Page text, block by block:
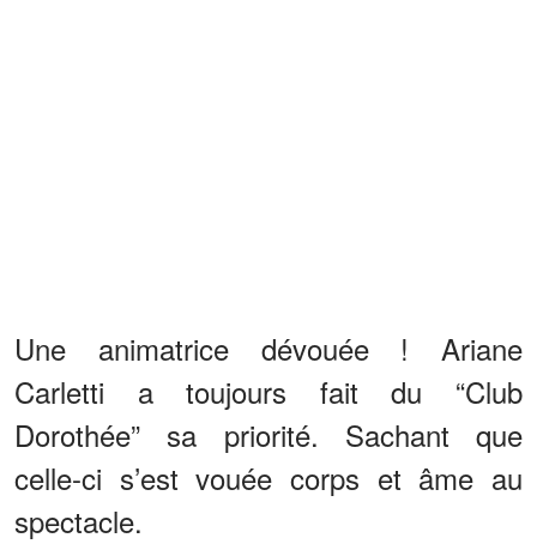
Une animatrice dévouée ! Ariane
Carletti a toujours fait du “Club
Dorothée” sa priorité. Sachant que
celle-ci s’est vouée corps et âme au
spectacle.